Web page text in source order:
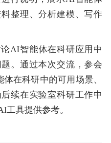
整理、分析建模、写作
AI智能体在科研应用中
。通过本次交流，参会
在科研中的可用场景、
续在实验室科研工作中
工具提供参考。